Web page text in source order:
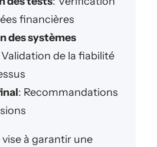
financières
des systèmes
Validation de la fiabilité
: Recommandations
à garantir une